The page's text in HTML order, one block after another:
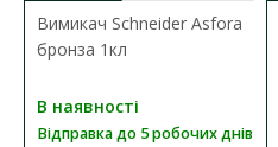
Вимикач Schneider Asfora
бронза 1кл
В наявності
Відправка до 5 робочих днів